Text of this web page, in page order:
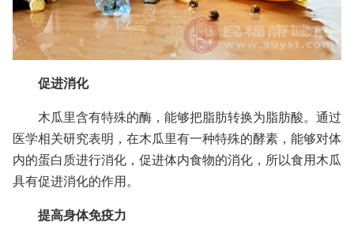
促进消化
木瓜里含有特殊的酶，能够把脂肪转换为脂肪酸。通过
医学相关研究表明，在木瓜里有一种特殊的酵素，能够对体
内的蛋白质进行消化，促进体内食物的消化，所以食用木瓜
具有促进消化的作用。
提高身体免疫力